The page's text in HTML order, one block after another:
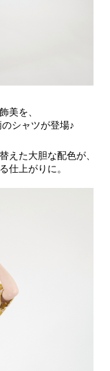
美を、
シャツが登場♪
えた大胆な配色が、
仕上がりに。